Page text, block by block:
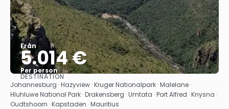
Från
5.014 €
Per person
Se
DESTINATION
Johannesburg · Hazyview · Kruger Nationalpark · Malelane ·
Hluhluwe National Park · Drakensberg · Umtata · Port Alfred · Knysna ·
Oudtshoorn · Kapstaden · Mauritius